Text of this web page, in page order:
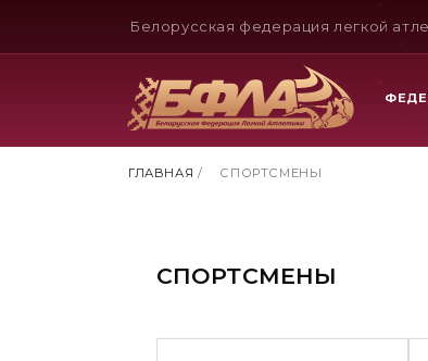
Белорусская федерация легкой
ГЛАВНАЯ / СПОРТСМЕНЫ
СПОРТСМЕНЫ